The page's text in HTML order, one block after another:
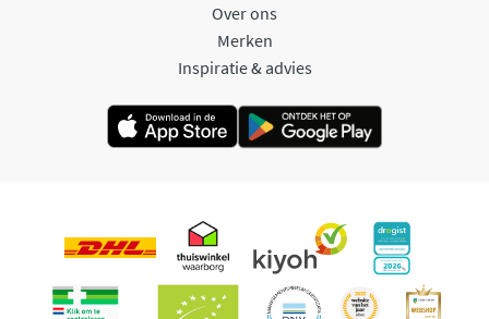
Over ons
Merken
Inspiratie & advies